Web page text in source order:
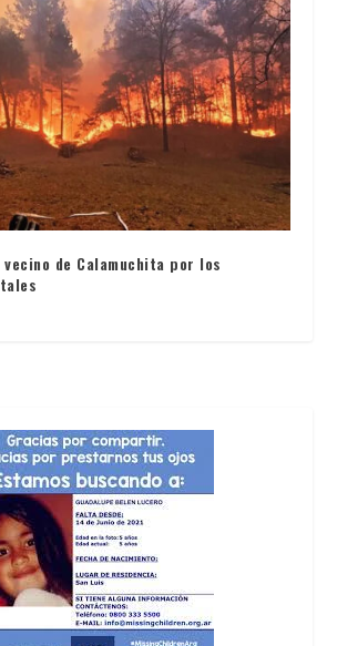
de Calamuchita por los